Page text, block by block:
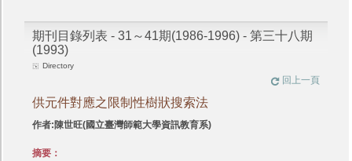
期刊目錄列表 - 31～41期(1986-1996) - 第三十八期
(1993)
Directory
回上一頁
供元件對應之限制性樹狀搜索法
作者:陳世旺(國立臺灣師範大學資訊教育系)
摘要：